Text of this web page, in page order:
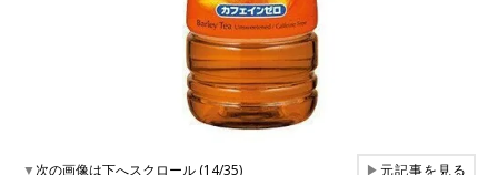
▼次の画像は下へスクロール (14/35) ▶元記事を見る